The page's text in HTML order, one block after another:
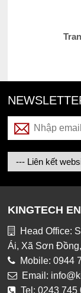
KINGTECH
Head Office:
Ái, Xã Sơn
Mobile: 0944
Email:
Tel: 0243 745